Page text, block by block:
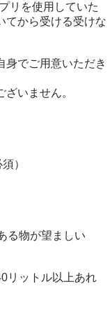
リを使用していた
てから受ける受けな
身でご用意いただき
いません。
）
る物が望ましい
リットル以上あれ